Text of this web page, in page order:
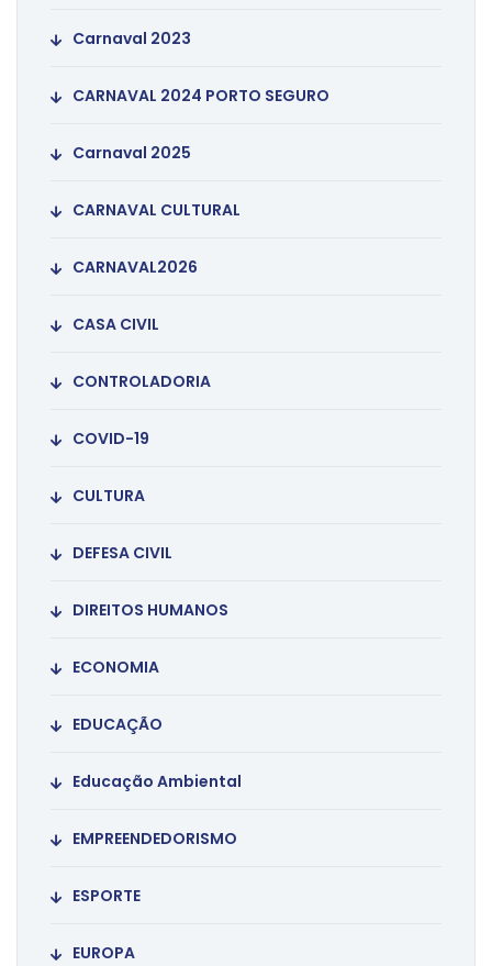
Carnaval 2023
CARNAVAL 2024 PORTO SEGURO
Carnaval 2025
CARNAVAL CULTURAL
CARNAVAL2026
CASA CIVIL
CONTROLADORIA
COVID-19
CULTURA
DEFESA CIVIL
DIREITOS HUMANOS
ECONOMIA
EDUCAÇÃO
Educação Ambiental
EMPREENDEDORISMO
ESPORTE
EUROPA